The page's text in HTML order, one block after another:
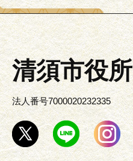
清須市役所
法人番号7000020232335